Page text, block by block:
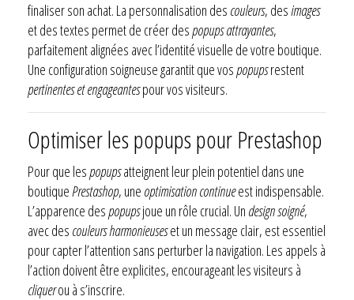
finaliser son achat. La personnalisation des couleurs, desimages
et des textes permet de créer despopups attrayantes,
parfaitement alignées avec l’identité visuelle de votre boutique.
Une configuration soigneuse garantit que vospopupsrestent
pertinentes et engageantespour vos visiteurs.
Optimiser les popups pour Prestashop
Pour que lespopupsatteignent leur plein potentiel dans une
boutiquePrestashop, une optimisation continueest indispensable.
L’apparence despopupsjoue un rôle crucial. Un design soigné,
avec des couleurs harmonieuseset un message clair, est essentiel
pour capter l’attention sans perturber la navigation. Les appels à
l’action doivent être explicites, encourageant les visiteurs à
cliquerou à s’inscrire.